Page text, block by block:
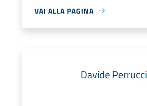
VAI ALLA PAGINA
Davide Perrucci